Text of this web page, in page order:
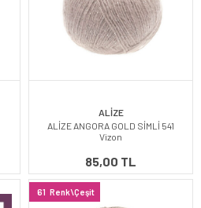
ALİZE
ALİZE ANGORA GOLD SİMLİ 541
Vizon
85,00 TL
61 Renk\Çeşit